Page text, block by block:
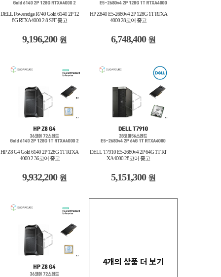
DELL Poweredge R740 Gold 6140 2P 12
8G RTXA4000 2 8 SFF 중고
9,196,200 원
HP Z840 E5-2680v4 2P 128G 1T RTXA
4000 28코어 중고
6,748,400 원
HP Z8 G4 Gold 6140 2P 128G 1T RTXA
4000 2 36코어 중고
9,932,200 원
DELL T7910 E5-2680v4 2P 64G 1T RT
XA4000 28코어 중고
5,151,300 원
4개의 상품 더 보기